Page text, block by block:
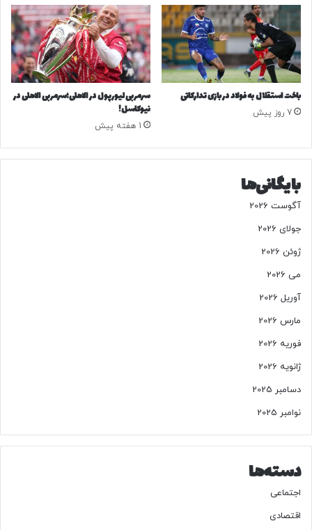
251251
ی‌
ک
ش
د
؟
باخت استقلال به فولاد در بازی تدارکاتی
7 روز پیش
سرمربی لیورپول در الاهلی؛سرمربی الاهلی در
نیوکاسل!
1 هفته پیش
بایگانی‌ها
آگوست 2026
جولای 2026
ژوئن 2026
می 2026
آوریل 2026
مارس 2026
فوریه 2026
ژانویه 2026
دسامبر 2025
نوامبر 2025
دسته‌ها
اجتماعی
اقتصادی